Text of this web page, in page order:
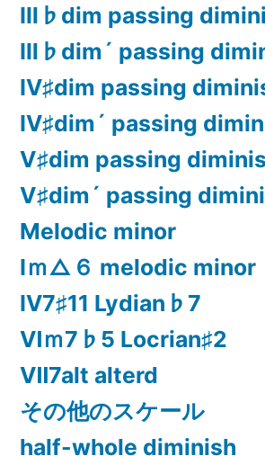
Ⅲ♭dim passing
Ⅲ♭dim´ passing
Ⅳ♯dim passing
Ⅳ♯dim´ passing
Ⅴ♯dim passing
Ⅴ♯dim´ passing
Melodic minor
Ⅰｍ△６ melodic minor
Ⅳ7♯11 Lydian♭7
Ⅵｍ7♭5 Locrian♯2
Ⅶ7alt alterd
その他のスケール
half-whole diminish